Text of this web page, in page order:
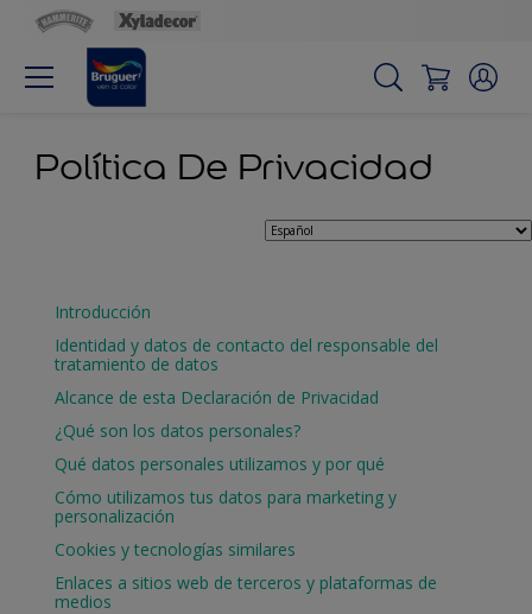
Política De Privacidad
Introducción
Identidad y datos de contacto del responsable del
tratamiento de datos
Alcance de esta Declaración de Privacidad
¿Qué son los datos personales?
Qué datos personales utilizamos y por qué
Cómo utilizamos tus datos para marketing y
personalización
Cookies y tecnologías similares
Enlaces a sitios web de terceros y plataformas de
medios